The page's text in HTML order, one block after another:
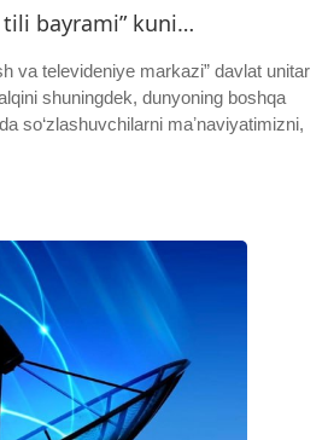
tili bayrami” kuni…
va televideniye markazi” davlat unitar
shuningdek, dunyoning boshqa
so‘zlashuvchilarni maʼnaviyatimizni,